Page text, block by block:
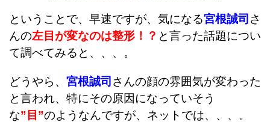
ということで、早速ですが、気になる宮根誠司 さ
んの左目が変なのは整形！？ と言った話題につい
て調べてみると、、、。
どうやら、 宮根誠司 さんの顔の雰囲気が変わった
と言われ、特にその原因になっていそう
な”目”のようなんですが、ネットでは、、、。